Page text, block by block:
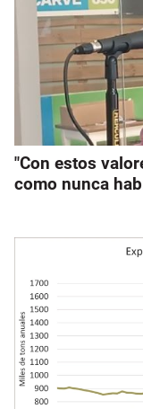
"Con estos
como nunca